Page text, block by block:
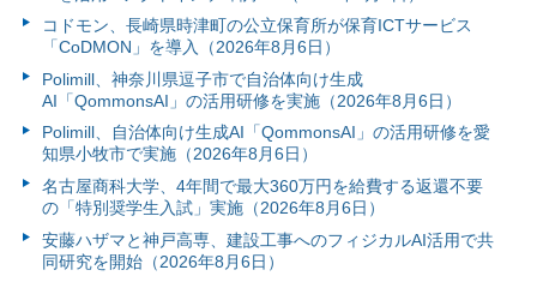
コドモン、長崎県時津町の公立保育所が保育ICTサービス
「CoDMON」を導入（2026年8月6日）
Polimill、神奈川県逗子市で自治体向け生成
AI「QommonsAI」の活用研修を実施（2026年8月6日）
Polimill、自治体向け生成AI「QommonsAI」の活用研修を愛
知県小牧市で実施（2026年8月6日）
名古屋商科大学、4年間で最大360万円を給費する返還不要
の「特別奨学生入試」実施（2026年8月6日）
安藤ハザマと神戸高専、建設工事へのフィジカルAI活用で共
同研究を開始（2026年8月6日）